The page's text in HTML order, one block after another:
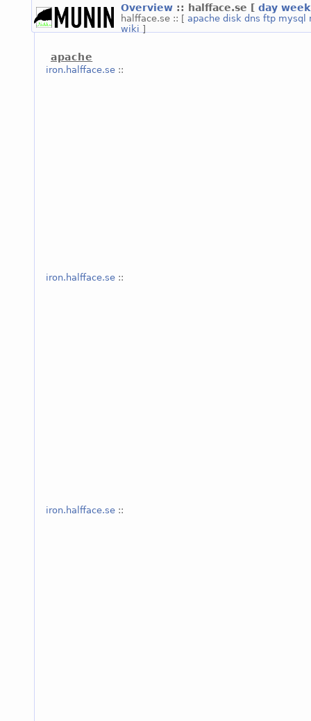
Overview :: halfface.se [ day week
halfface.se :: [ apache disk dns ftp mysql
wiki ]
apache
iron.halfface.se::
iron.halfface.se::
iron.halfface.se::